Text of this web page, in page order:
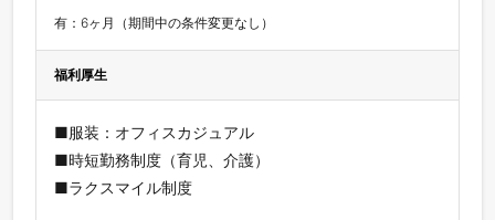
有：6ヶ月（期間中の条件変更なし）
福利厚生
■服装：オフィスカジュアル
■時短勤務制度（育児、介護）
■ラクスマイル制度